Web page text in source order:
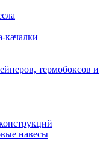
качалки
термобоксов и
навесы